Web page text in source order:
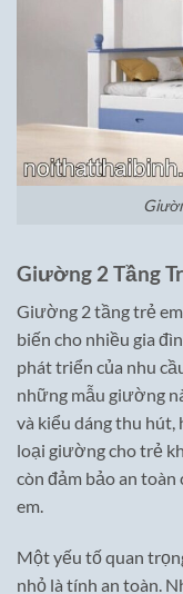
Giường 2 Tầng
Giường 2 tầng trẻ
biến cho nhiều gia
phát triển của nhu
những mẫu giường
và kiểu dáng thu hút,
loại giường cho trẻ
còn đảm bảo an
em.
Một yếu tố quan
nhỏ là tính an toàn.